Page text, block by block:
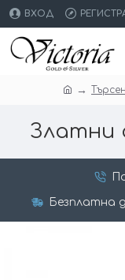
ВХОД
Златни
Безплатна